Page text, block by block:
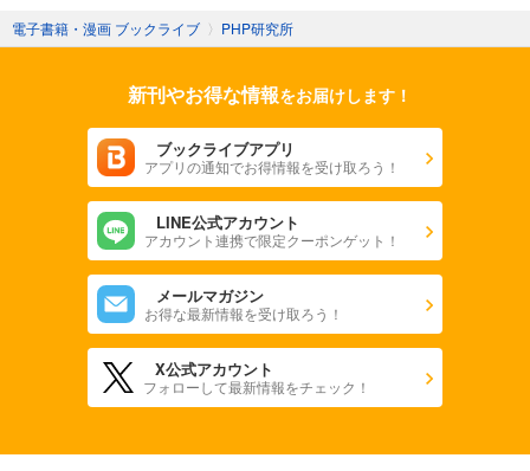
電子書籍・漫画 ブックライブ 〉 PHP研究所
新刊やお得な情報をお届けします！
ブックライブアプリ
アプリの通知でお得情報を受け取ろう！
LINE公式アカウント
アカウント連携で限定クーポンゲット！
メールマガジン
お得な最新情報を受け取ろう！
X公式アカウント
フォローして最新情報をチェック！